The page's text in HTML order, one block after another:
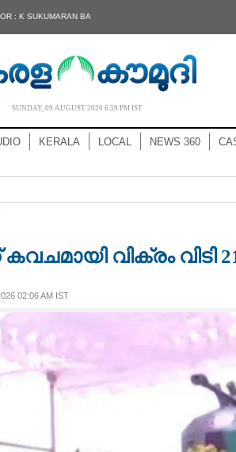
: K SUKUMARAN BA
SUNDAY, 09 AUGUST 2026 6.59 PM IST
KERALA LOCAL NEWS 360
വിക്രം വിടി
02:06 AM IST